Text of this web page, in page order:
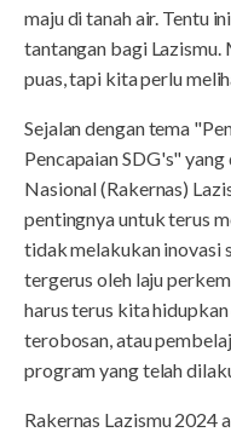
maju di tanah air. Tentu
tantangan bagi Lazismu.
puas, tapi kita perlu
Sejalan dengan tema
Pencapaian SDG's"
Nasional (Rakernas)
pentingnya untuk terus
tidak melakukan inovasi
tergerus oleh laju
harus terus kita
terobosan, atau
program yang telah
Rakernas Lazismu 2024